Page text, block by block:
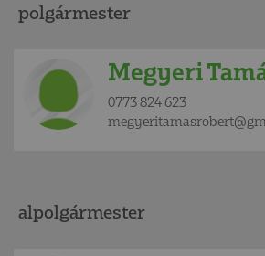
polgármester
Megyeri
0773 824 623
alpolgármester